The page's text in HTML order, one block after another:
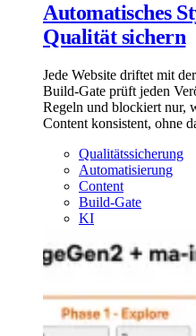
Automatisches
Qualität sichern
Jede Website driftet mit
Build-Gate prüft jeden
Regeln und blockiert nur,
Content konsistent, ohne
Qualitätssicherung
Automatisierung
Content
Build-Gate
KI